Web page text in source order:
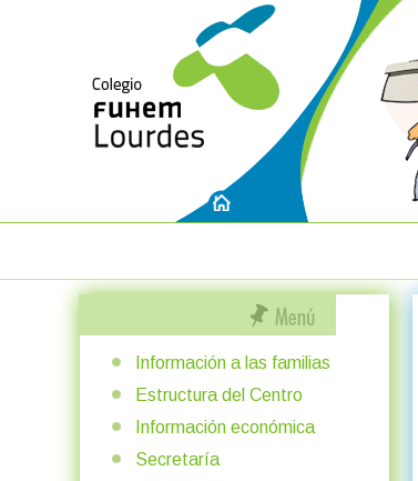
Información a las familias
Estructura del Centro
Información económica
Secretaría